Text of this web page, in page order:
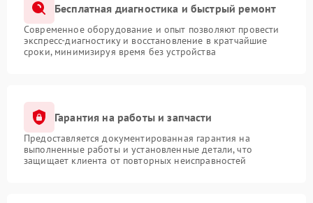
Бесплатная диагностика и быстрый ремонт
Современное оборудование и опыт позволяют провести
экспресс-диагностику и восстановление в кратчайшие
сроки, минимизируя время без устройства
Гарантия на работы и запчасти
Предоставляется документированная гарантия на
выполненные работы и установленные детали, что
защищает клиента от повторных неисправностей